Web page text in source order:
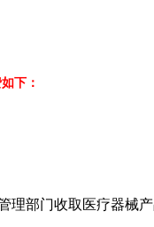
下：
理部门收取医疗器械